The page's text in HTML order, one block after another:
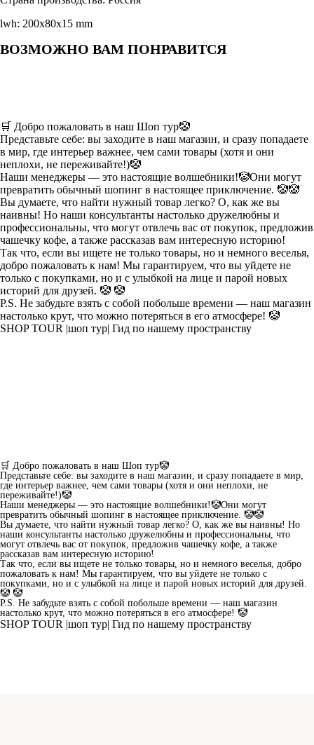
lwh: 200x80x15 mm
ВОЗМОЖНО ВАМ ПОНРАВИТСЯ
🛒 Добро пожаловать в наш Шоп тур🤡
Представьте себе: вы заходите в наш магазин, и сразу попадаете
в мир, где интерьер важнее, чем сами товары (хотя и они
неплохи, не переживайте!)🤡
Наши менеджеры — это настоящие волшебники!🤡Они могут
превратить обычный шопинг в настоящее приключение. 🤡🤡
Вы думаете, что найти нужный товар легко? О, как же вы
наивны! Но наши консультанты настолько дружелюбны и
профессиональны, что могут отвлечь вас от покупок, предложив
чашечку кофе, а также рассказав вам интересную историю!
Так что, если вы ищете не только товары, но и немного веселья,
добро пожаловать к нам! Мы гарантируем, что вы уйдете не
только с покупками, но и с улыбкой на лице и парой новых
историй для друзей. 🤡 🤡
P.S. Не забудьте взять с собой побольше времени — наш магазин
настолько крут, что можно потеряться в его атмосфере! 🤡
SHOP TOUR |шоп тур| Гид по нашему пространству
🛒 Добро пожаловать в наш Шоп тур🤡
Представьте себе: вы заходите в наш магазин, и сразу попадаете в мир,
где интерьер важнее, чем сами товары (хотя и они неплохи, не
переживайте!)🤡
Наши менеджеры — это настоящие волшебники!🤡Они могут
превратить обычный шопинг в настоящее приключение. 🤡🤡
Вы думаете, что найти нужный товар легко? О, как же вы наивны! Но
наши консультанты настолько дружелюбны и профессиональны, что
могут отвлечь вас от покупок, предложив чашечку кофе, а также
рассказав вам интересную историю!
Так что, если вы ищете не только товары, но и немного веселья, добро
пожаловать к нам! Мы гарантируем, что вы уйдете не только с
покупками, но и с улыбкой на лице и парой новых историй для друзей.
🤡 🤡
P.S. Не забудьте взять с собой побольше времени — наш магазин
настолько крут, что можно потеряться в его атмосфере! 🤡
SHOP TOUR |шоп тур| Гид по нашему пространству